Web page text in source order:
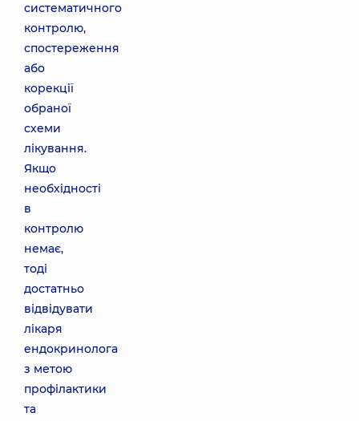
систематичного
контролю,
спостереження
або
корекції
обраної
схеми
лікування.
Якщо
необхідності
в
контролю
немає,
тоді
достатньо
відвідувати
лікаря
ендокринолога
з метою
профілактики
та